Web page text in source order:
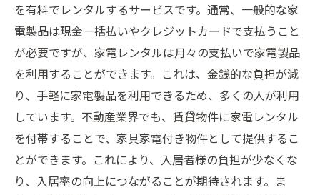
を有料でレンタルするサービスです。通常、一般的な家
電製品は現金一括払いやクレジットカードで支払うこと
が必要ですが、家電レンタルは月々の支払いで家電製品
を利用することができます。これは、金銭的な負担が減
り、手軽に家電製品を利用できるため、多くの人が利用
しています。不動産業界でも、賃貸物件に家電レンタル
を付帯することで、家具家電付き物件として提供するこ
とができます。これにより、入居者様の負担が少なくな
り、入居率の向上につながることが期待されます。ま